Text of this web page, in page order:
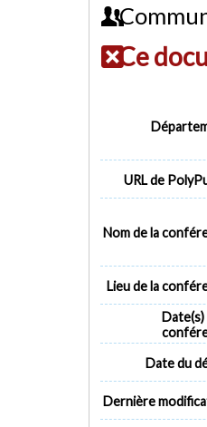
Ce
URL de
Nom de la
Lieu de la
Date(s)
Date du
Dernière